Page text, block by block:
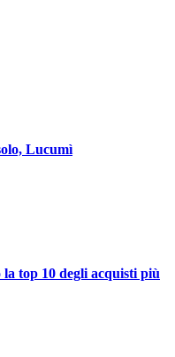
Lucumì
top 10 degli acquisti più